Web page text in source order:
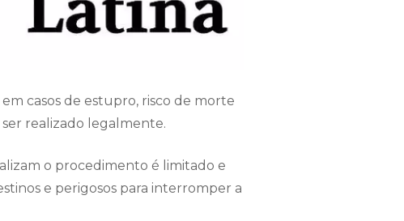
casos de estupro, risco de morte
realizado legalmente.
o procedimento é limitado e
e perigosos para interromper a